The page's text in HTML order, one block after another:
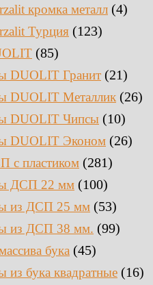
кромка металл (4)
Турция (123)
(85)
DUOLIT Гранит (21)
DUOLIT Металлик (26)
DUOLIT Чипсы (10)
DUOLIT Эконом (26)
с пластиком (281)
ДСП 22 мм (100)
из ДСП 25 мм (53)
из ДСП 38 мм. (99)
бука (45)
из бука квадратные (16)